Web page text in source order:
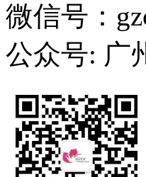
微信号：
公众号: 广